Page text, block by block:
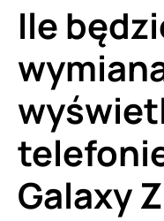
Ile
Galaxy